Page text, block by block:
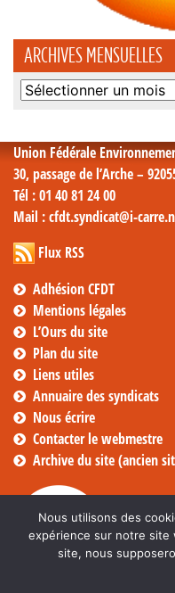
ARCHIVES MENSUELLES
Archives
Union Fédérale
30, passage de l’Arche –
Tél : 01 40 81 24 00
Mail : cfdt.syndicat@i-
Flux RSS
Adhésion CFDT
Mentions légales
L’Ours du site
Plan du site
Liens utiles
Annuaire des syndicats
Nous écrire
Contacter le webmestre
Archive du site (ancien
Nous utilisons des
expérience sur notre site
site, nous